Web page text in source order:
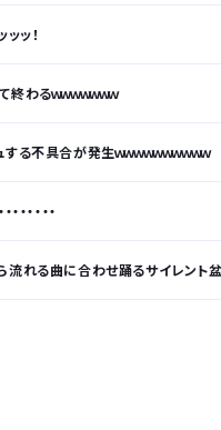
ッ！
わるｗｗｗｗｗｗｗ
不具合が発生ｗｗｗｗｗｗｗｗｗｗ
・・・・
流れる曲に合わせ踊るサイレント